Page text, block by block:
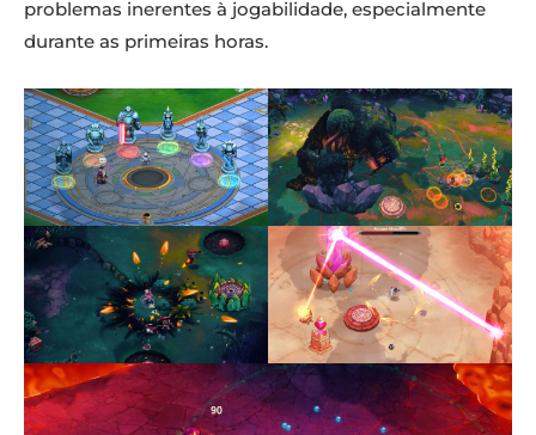
problemas inerentes à jogabilidade, especialmente
durante as primeiras horas.